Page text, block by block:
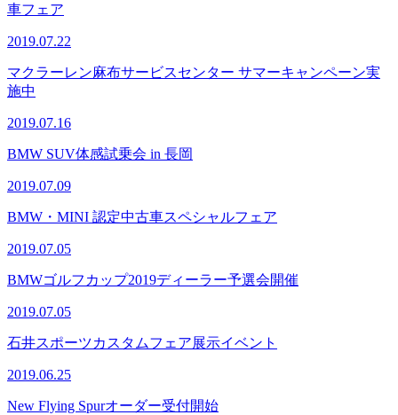
車フェア
2019.07.22
マクラーレン麻布サービスセンター サマーキャンペーン実
施中
2019.07.16
BMW SUV体感試乗会 in 長岡
2019.07.09
BMW・MINI 認定中古車スペシャルフェア
2019.07.05
BMWゴルフカップ2019ディーラー予選会開催
2019.07.05
石井スポーツカスタムフェア展示イベント
2019.06.25
New Flying Spurオーダー受付開始